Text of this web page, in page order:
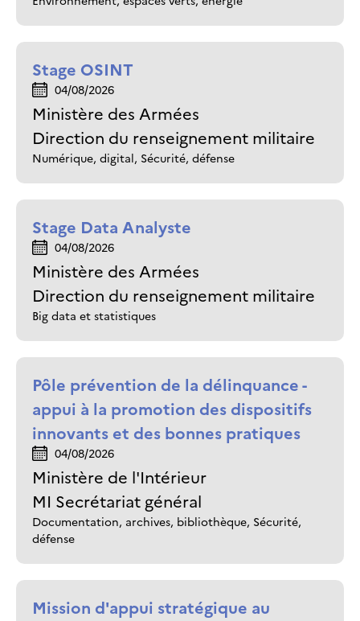
Stage OSINT
04/08/2026
Ministère des Armées
Direction du renseignement militaire
Numérique, digital, Sécurité, défense
Stage Data Analyste
04/08/2026
Ministère des Armées
Direction du renseignement militaire
Big data et statistiques
Pôle prévention de la délinquance -
appui à la promotion des dispositifs
innovants et des bonnes pratiques
04/08/2026
Ministère de l'Intérieur
MI Secrétariat général
Documentation, archives, bibliothèque, Sécurité,
défense
Mission d'appui stratégique au